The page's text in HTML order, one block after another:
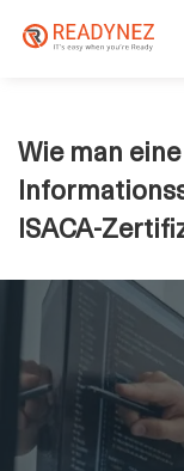
Wie man
ISACA-